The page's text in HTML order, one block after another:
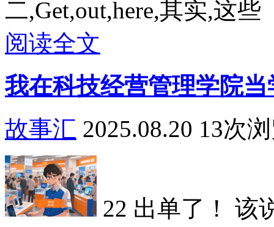
二,Get,out,here,其实,这些
阅读全文
我在科技经营管理学院
故事汇 2025.08.20 13次
22 出单了！ 该